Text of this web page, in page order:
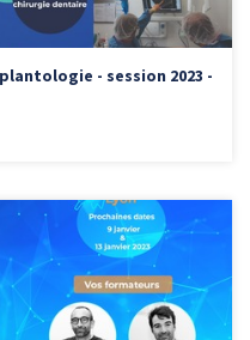
- session 2023 -